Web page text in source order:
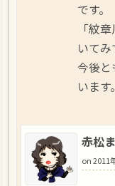
です。
「紋
いてみ
今後と
います。
赤松
on2011